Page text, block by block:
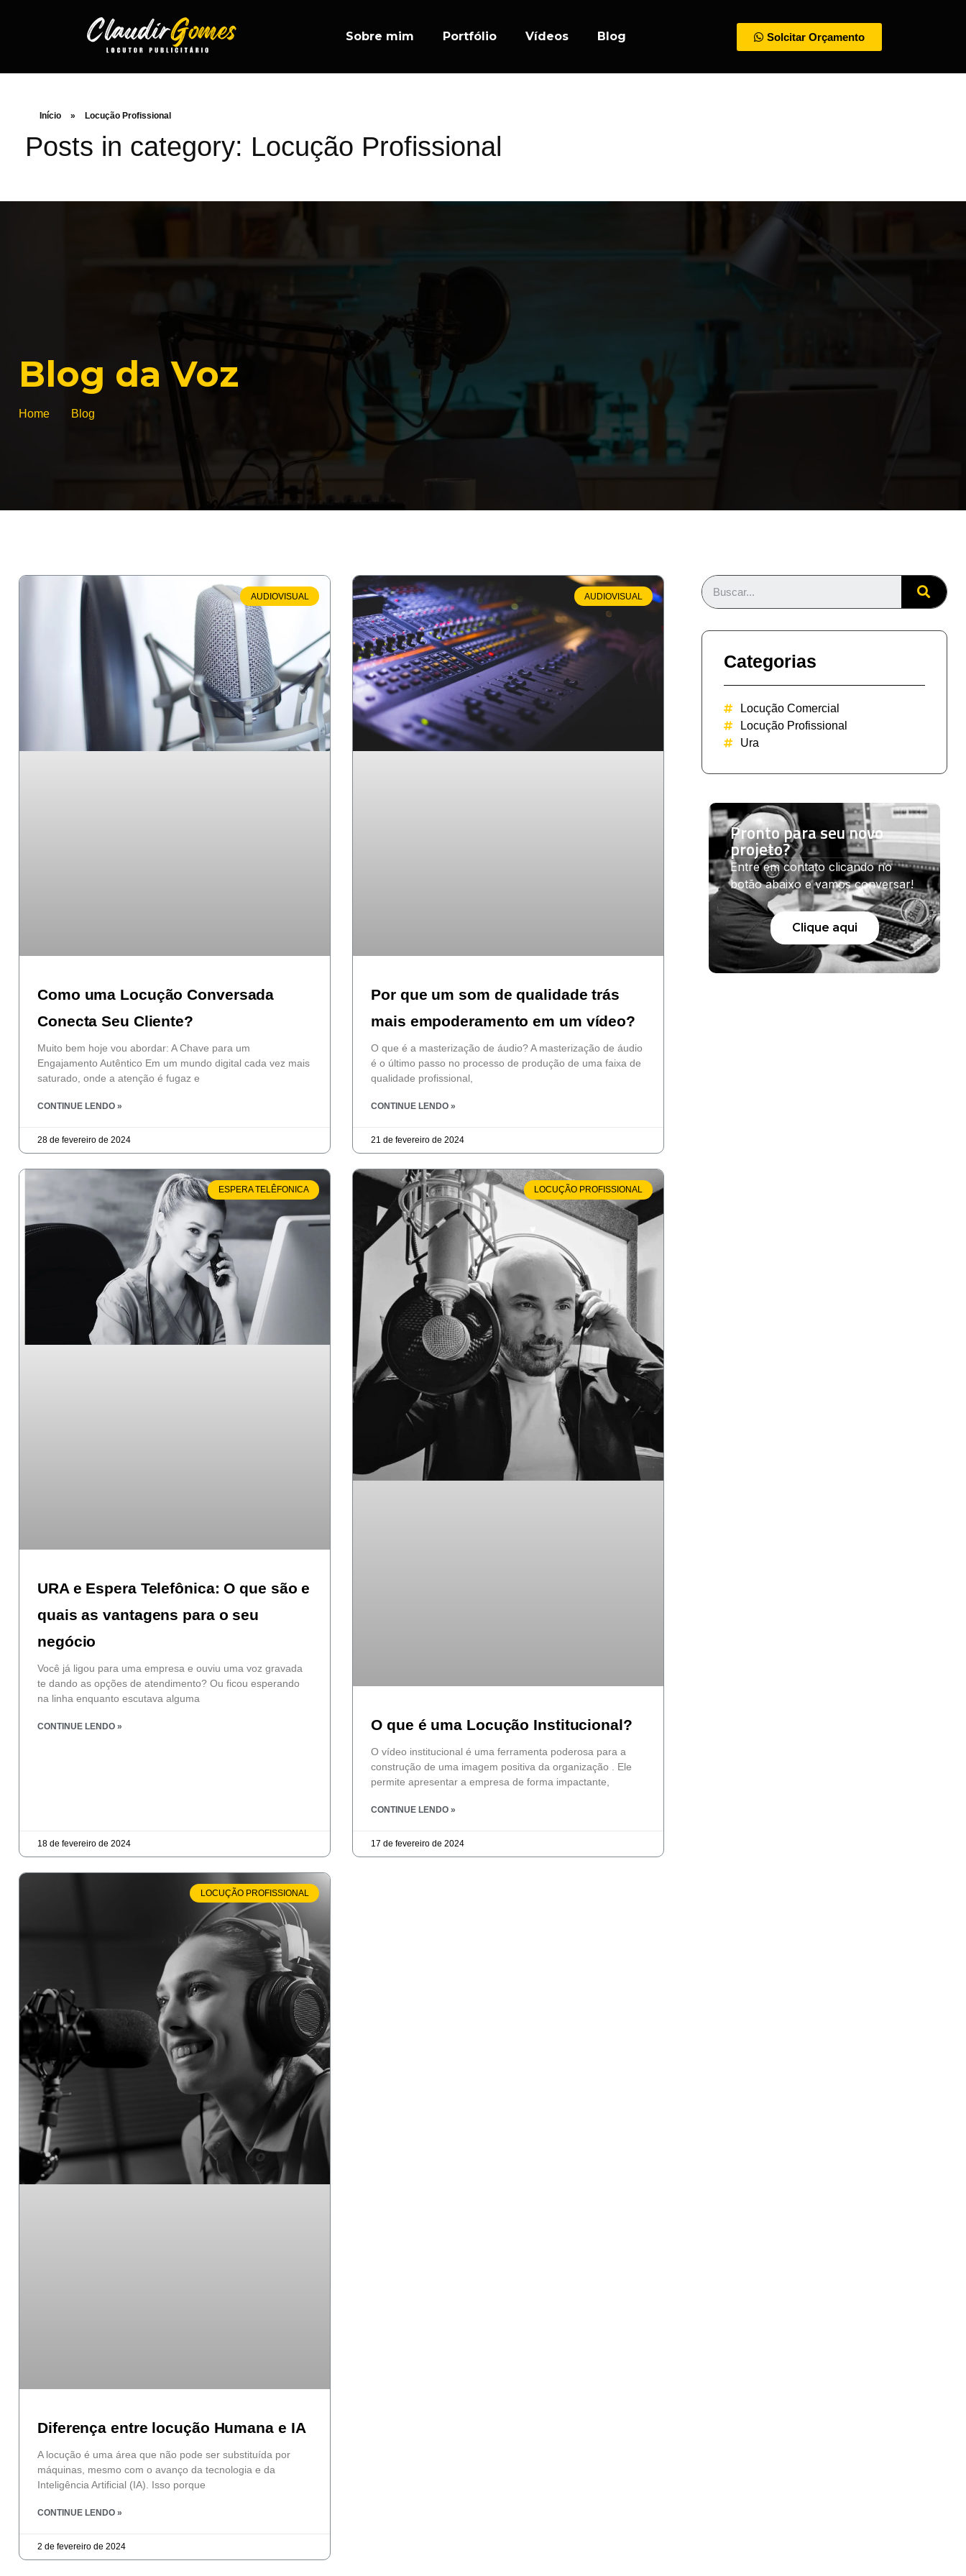
Sobre mim Portfólio Vídeos Blog Solcitar Orçamento
Início » Locução Profissional
Posts in category: Locução Profissional
Blog da Voz
Home Blog
AUDIOVISUAL
Como uma Locução Conversada
Conecta Seu Cliente?
Muito bem hoje vou abordar: A Chave para um
Engajamento Autêntico Em um mundo digital cada vez mais
saturado, onde a atenção é fugaz e
CONTINUE LENDO »
28 de fevereiro de 2024
AUDIOVISUAL
Por que um som de qualidade trás
mais empoderamento em um vídeo?
O que é a masterização de áudio? A masterização de áudio
é o último passo no processo de produção de uma faixa de
qualidade profissional,
CONTINUE LENDO »
21 de fevereiro de 2024
ESPERA TELÊFONICA
URA e Espera Telefônica: O que são e
quais as vantagens para o seu
negócio
Você já ligou para uma empresa e ouviu uma voz gravada
te dando as opções de atendimento? Ou ficou esperando
na linha enquanto escutava alguma
CONTINUE LENDO »
18 de fevereiro de 2024
LOCUÇÃO PROFISSIONAL
O que é uma Locução Institucional?
O vídeo institucional é uma ferramenta poderosa para a
construção de uma imagem positiva da organização . Ele
permite apresentar a empresa de forma impactante,
CONTINUE LENDO »
17 de fevereiro de 2024
LOCUÇÃO PROFISSIONAL
Diferença entre locução Humana e IA
A locução é uma área que não pode ser substituída por
máquinas, mesmo com o avanço da tecnologia e da
Inteligência Artificial (IA). Isso porque
CONTINUE LENDO »
2 de fevereiro de 2024
Categorias
Locução Comercial
Locução Profissional
Ura
Pronto para seu novo
projeto?
Entre em contato clicando no
botão abaixo e vamos conversar!
Clique aqui